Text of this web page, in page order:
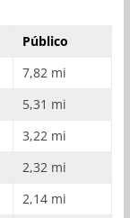
Público
7,82 mi
5,31 mi
3,22 mi
2,32 mi
2,14 mi